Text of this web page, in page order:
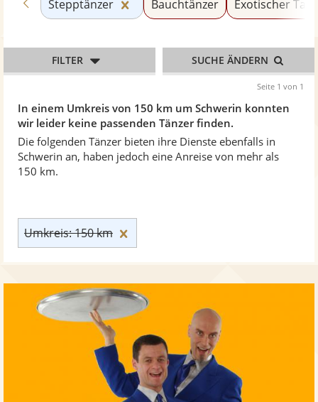
In einem Umkreis von 150 km um Schwerin konnten
wir leider keine passenden Tänzer finden.
Die folgenden Tänzer bieten ihre Dienste ebenfalls in
Schwerin an, haben jedoch eine Anreise von mehr als
150 km.
Stepptänzer Kategorie «Stepptänzer»
Bauchtänzer Exotischer Tanz
Umkreis: 150 km
FILTER SUCHE ÄNDERN
Seite 1 von 1